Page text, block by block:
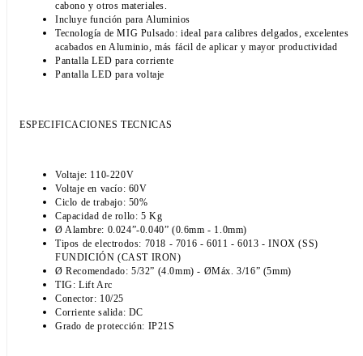
cabono y otros materiales.
Incluye función para Aluminios
Tecnología de MIG Pulsado: ideal para calibres delgados, excelentes
acabados en Aluminio, más fácil de aplicar y mayor productividad
Pantalla LED para corriente
Pantalla LED para voltaje
ESPECIFICACIONES TECNICAS
Voltaje: 110-220V
Voltaje en vacío: 60V
Ciclo de trabajo: 50%
Capacidad de rollo: 5 Kg
Ø Alambre: 0.024”-0.040” (0.6mm - 1.0mm)
Tipos de electrodos: 7018 - 7016 - 6011 - 6013 - INOX (SS)
FUNDICIÓN (CAST IRON)
Ø Recomendado: 5/32” (4.0mm) - ØMáx. 3/16” (5mm)
TIG: Lift Arc
Conector: 10/25
Corriente salida: DC
Grado de protección: IP21S